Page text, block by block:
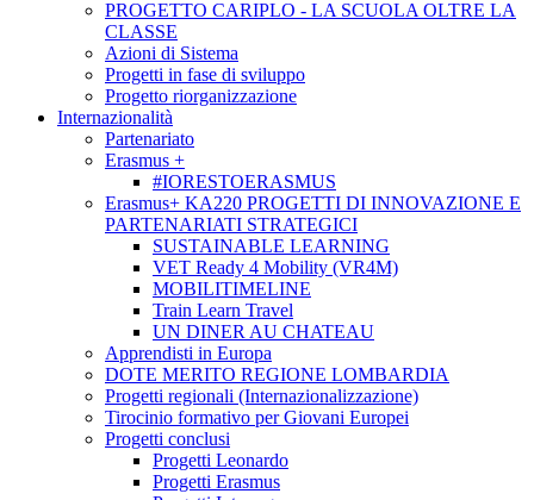
PROGETTO CARIPLO - LA SCUOLA OLTRE LA
CLASSE
Azioni di Sistema
Progetti in fase di sviluppo
Progetto riorganizzazione
Internazionalità
Partenariato
Erasmus +
#IORESTOERASMUS
Erasmus+ KA220 PROGETTI DI INNOVAZIONE E
PARTENARIATI STRATEGICI
SUSTAINABLE LEARNING
VET Ready 4 Mobility (VR4M)
MOBILITIMELINE
Train Learn Travel
UN DINER AU CHATEAU
Apprendisti in Europa
DOTE MERITO REGIONE LOMBARDIA
Progetti regionali (Internazionalizzazione)
Tirocinio formativo per Giovani Europei
Progetti conclusi
Progetti Leonardo
Progetti Erasmus